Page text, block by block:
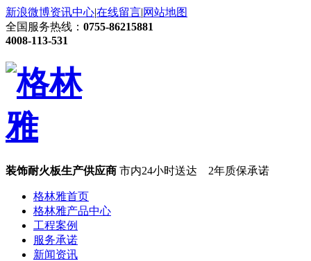
新浪微博资讯中心|在线留言|网站地图
全国服务热线： 0755-86215881
4008-113-531
装饰耐火板生产供应商 市内24小时送达 2年质保承诺
格林雅首页
格林雅产品中心
工程案例
服务承诺
新闻资讯